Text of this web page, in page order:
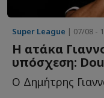
Super League | 07/08 -
Η ατάκα
υπόσχεση: